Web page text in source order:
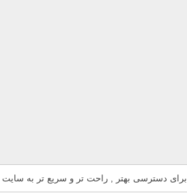
برای دسترسی بهتر , راحت تر و سریع تر به سایت